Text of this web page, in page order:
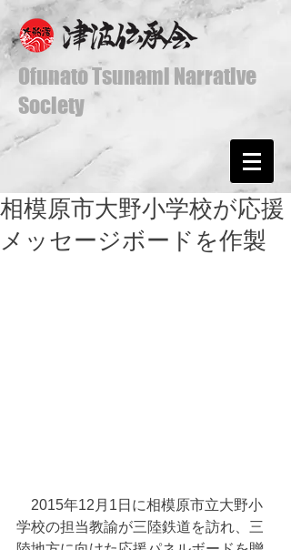
Ofunato Tsunami Narrative
Society
相模原市大野小学校が応援
メッセージボードを作製
2015年12月1日に相模原市立大野小
学校の担当教諭が三陸鉄道を訪れ、三